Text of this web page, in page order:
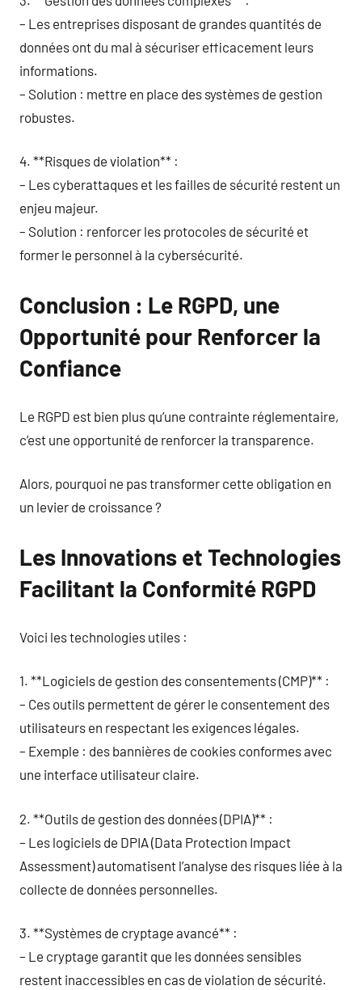
– Les entreprises disposant de grandes quantités de
données ont du mal à sécuriser efficacement leurs
informations.
– Solution : mettre en place des systèmes de gestion
robustes.
4. **Risques de violation** :
– Les cyberattaques et les failles de sécurité restent un
enjeu majeur.
– Solution : renforcer les protocoles de sécurité et
former le personnel à la cybersécurité.
Conclusion : Le RGPD, une
Opportunité pour Renforcer la
Confiance
Le RGPD est bien plus qu’une contrainte réglementaire,
c’est une opportunité de renforcer la transparence.
Alors, pourquoi ne pas transformer cette obligation en
un levier de croissance ?
Les Innovations et Technologies
Facilitant la Conformité RGPD
Voici les technologies utiles :
1. **Logiciels de gestion des consentements (CMP)** :
– Ces outils permettent de gérer le consentement des
utilisateurs en respectant les exigences légales.
– Exemple : des bannières de cookies conformes avec
une interface utilisateur claire.
2. **Outils de gestion des données (DPIA)** :
– Les logiciels de DPIA (Data Protection Impact
Assessment) automatisent l’analyse des risques liée à la
collecte de données personnelles.
3. **Systèmes de cryptage avancé** :
– Le cryptage garantit que les données sensibles
restent inaccessibles en cas de violation de sécurité.